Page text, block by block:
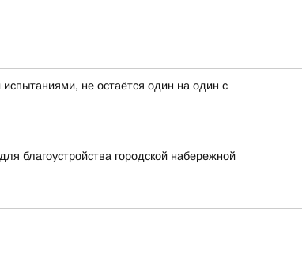
не остаётся один на один с
благоустройства городской набережной